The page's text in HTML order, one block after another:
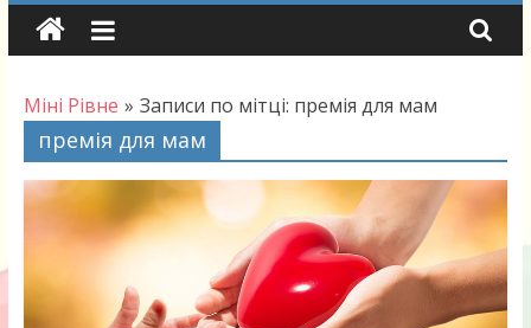
Skip
Міні Рівне » Записи по мітці: премія для мам
премія для мам